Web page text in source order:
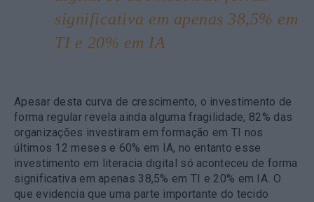
significativa em apenas 38,5% em
TI e 20% em IA
Apesar desta curva de crescimento, o investimento de
forma regular revela ainda alguma fragilidade, 82% das
organizações investiram em formação em TI nos
últimos 12 meses e 60% em IA, no entanto esse
investimento em literacia digital só aconteceu de forma
significativa em apenas 38,5% em TI e 20% em IA. O
que evidencia que uma parte importante do tecido